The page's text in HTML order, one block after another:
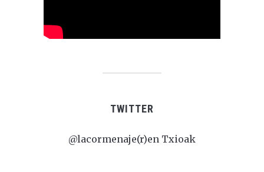
TWITTER
@lacormenaje(r)en Txioak